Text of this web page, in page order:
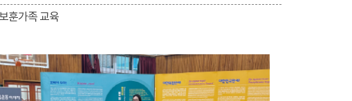
훈가족 교육